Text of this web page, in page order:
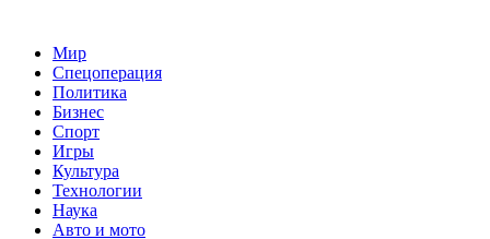
Мир
Спецоперация
Политика
Бизнес
Спорт
Игры
Культура
Технологии
Наука
Авто и мото